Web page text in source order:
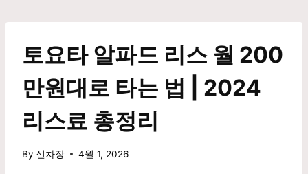
content토요타 알파드 리스 월 200
만원대로 타는 법 | 2024
리스료 총정리
By 신차장 4월 1, 2026